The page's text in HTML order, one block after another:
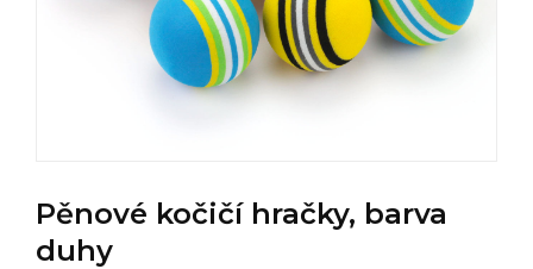
Pěnové kočičí hračky, barva
duhy